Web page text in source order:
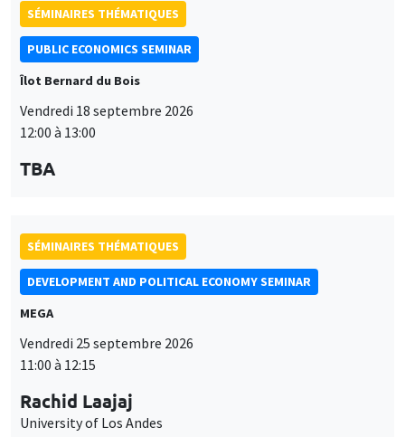
SÉMINAIRES THÉMATIQUES
PUBLIC ECONOMICS SEMINAR
Îlot Bernard du Bois
Vendredi 18 septembre 2026
12:00 à 13:00
TBA
SÉMINAIRES THÉMATIQUES
DEVELOPMENT AND POLITICAL ECONOMY SEMINAR
MEGA
Vendredi 25 septembre 2026
11:00 à 12:15
Rachid Laajaj
University of Los Andes